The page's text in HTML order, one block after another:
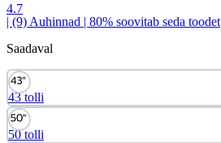
4.7
| (9) Auhinnad | 80% soovitab seda toodet
Saadaval
43 tolli
50 tolli